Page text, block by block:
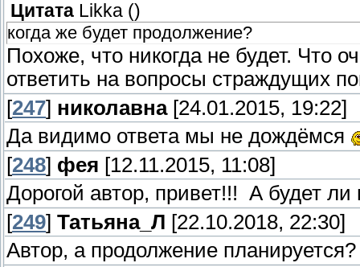
Цитата Likka ()
когда же будет продолжение?
Похоже, что никогда не будет. Что
ответить на вопросы страждущих
[247] николавна[24.01.2015, 19:22]
Да видимо ответа мы не дождёмся
[248] фея [12.11.2015, 11:08]
Дорогой автор, привет!!! А будет
[249] Татьяна_Л [22.10.2018, 22:30]
Автор, а продолжение планируется?